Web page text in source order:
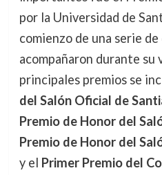
por la Universidad de
comienzo de una serie
acompañaron durante su
principales premios se
del Salón Oficial de
Premio de Honor del
Premio de Honor del
y el Primer Premio del